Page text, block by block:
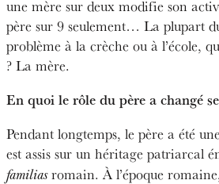
une mère sur deux modifie son
père sur 9 seulement… La plupart
problème à la crèche ou à l’école,
? La mère.
En quoi le rôle du père a changé
Pendant longtemps, le père a été
est assis sur un héritage patriarcal
familiasromain. À l’époque